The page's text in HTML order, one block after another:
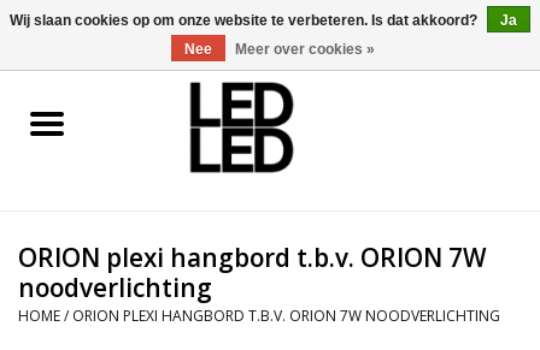
0 Artikelen - €0,00
Home
LED Accessoires
OP = OP
ORION plexi hangbord t.b.v. ORION 7W
noodverlichting
HOME/ ORION PLEXI HANGBORD T.B.V. ORION 7W NOODVERLICHTING
Wij slaan cookies op om onze website te verbeteren. Is dat akkoord?
Ja
Nee
Meer over cookies »